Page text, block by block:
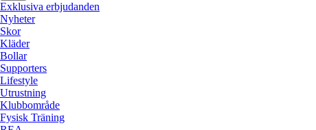
Exklusiva erbjudanden
Nyheter
Skor
Kläder
Bollar
Supporters
Lifestyle
Utrustning
Klubbområde
Fysisk Träning